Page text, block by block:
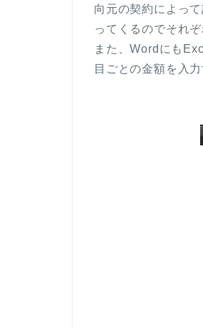
向元の契約によっ
ってくるのでそれ
また、Wordにも
目ごとの金額を入